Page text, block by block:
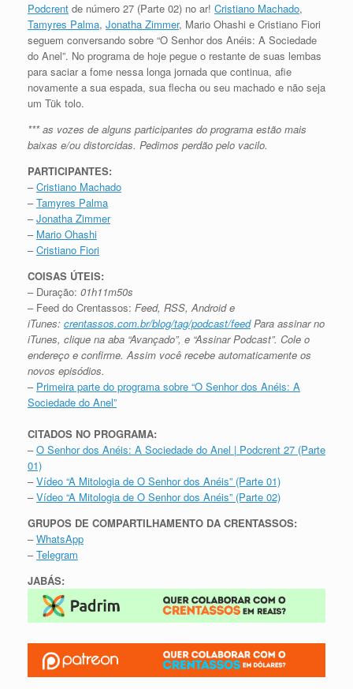
Podcrent de número 27 (Parte 02) no ar! Cristiano Machado,
Tamyres Palma, Jonatha Zimmer, Mario Ohashi e Cristiano Fiori
seguem conversando sobre “O Senhor dos Anéis: A Sociedade
do Anel”. No programa de hoje pegue o restante de suas lembas
para saciar a fome nessa longa jornada que continua, afie
novamente a sua espada, sua flecha ou seu machado e não seja
um Tük tolo.
*** as vozes de alguns participantes do programa estão mais
baixas e/ou distorcidas. Pedimos perdão pelo vacilo.
PARTICIPANTES:
–Cristiano Machado
–Tamyres Palma
–Jonatha Zimmer
– Mario Ohashi
–Cristiano Fiori
COISAS ÚTEIS:
– Duração: 01h11m50s
– Feed do Crentassos: Feed, RSS, Android e
iTunes: crentassos.com.br/blog/tag/podcast/feedPara assinar no
iTunes, clique na aba “Avançado”, e “Assinar Podcast”. Cole o
endereço e confirme. Assim você recebe automaticamente os
novos episódios.
– Primeira parte do programa sobre “O Senhor dos Anéis: A
Sociedade do Anel”
CITADOS NO PROGRAMA:
–O Senhor dos Anéis: A Sociedade do Anel | Podcrent 27 (Parte
01)
–Vídeo “A Mitologia de O Senhor dos Anéis” (Parte 01)
–Vídeo “A Mitologia de O Senhor dos Anéis” (Parte 02)
GRUPOS DE COMPARTILHAMENTO DA CRENTASSOS:
–WhatsApp
–Telegram
JABÁS: